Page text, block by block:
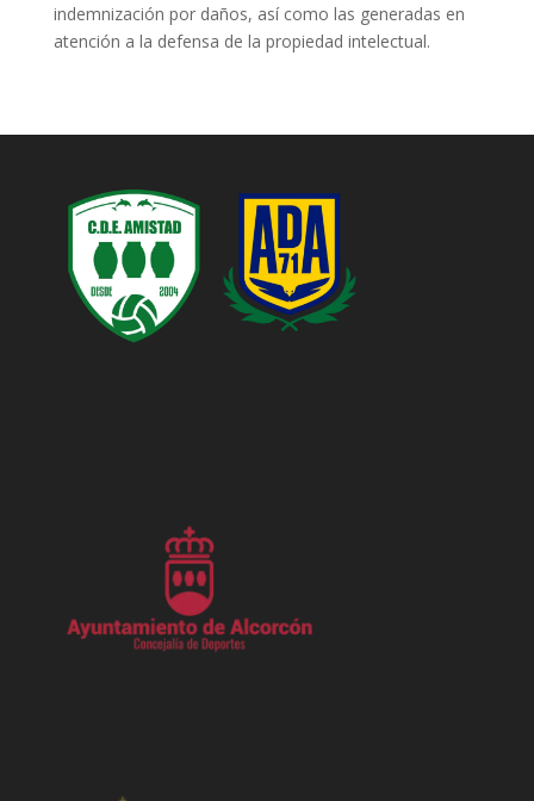
indemnización por daños, así como las generadas en
atención a la defensa de la propiedad intelectual.